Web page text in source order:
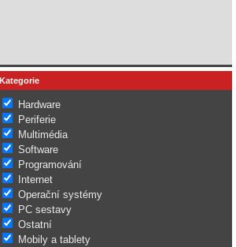
Kategorie
Hardware
Periferie
Multimédia
Software
Programování
Internet
Operační systémy
PC sestavy
Ostatní
Mobily a tablety